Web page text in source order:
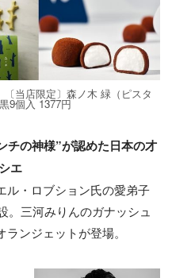
当店限定〕森ノ木 緑（ピスタ
9個入 1377円
チの神様”が認めた日本の才
エ
ル・ロブション氏の愛弟子
。三河みりんのガナッシュ
ンジェットが登場。